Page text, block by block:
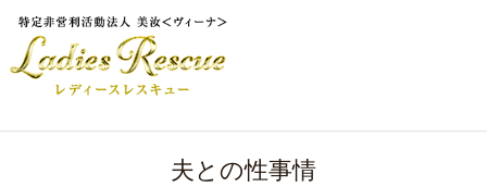
夫との性事情